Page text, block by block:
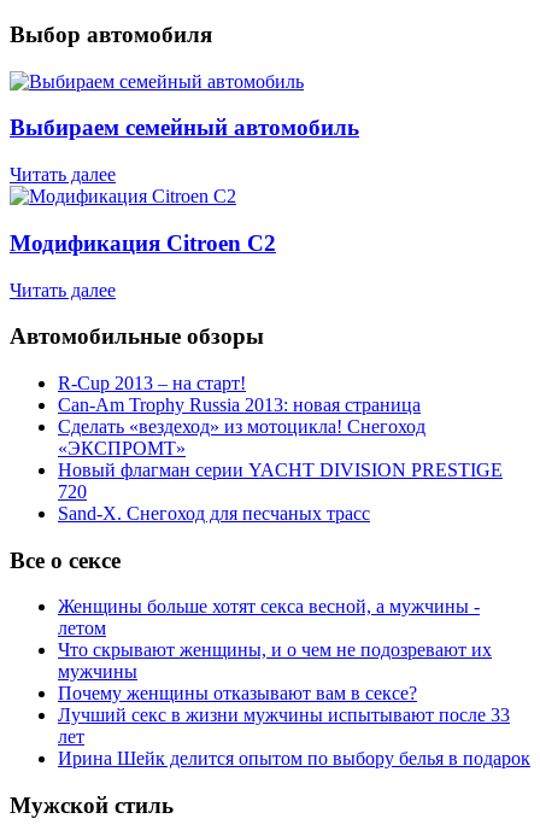
Выбор автомобиля
Выбираем семейный автомобиль
Читать далее
Модификация Citroen С2
Читать далее
Автомобильные обзоры
R-Cup 2013 – на старт!
Can-Am Trophy Russia 2013: новая страница
Сделать «вездеход» из мотоцикла! Снегоход
«ЭКСПРОМТ»
Новый флагман серии YACHT DIVISION PRESTIGE
720
Sand-X. Снегоход для песчаных трасс
Все о сексе
Женщины больше хотят секса весной, а мужчины -
летом
Что скрывают женщины, и о чем не подозревают их
мужчины
Почему женщины отказывают вам в сексе?
Лучший секс в жизни мужчины испытывают после 33
лет
Ирина Шейк делится опытом по выбору белья в подарок
Мужской стиль